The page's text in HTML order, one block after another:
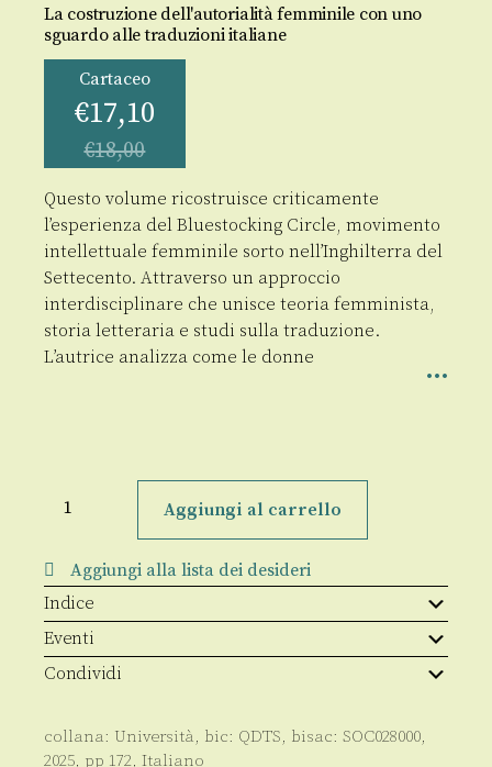
La costruzione dell'autorialità femminile con uno
sguardo alle traduzioni italiane
Cartaceo
€17,10
€18,00
Questo volume ricostruisce criticamente
l’esperienza del Bluestocking Circle, movimento
intellettuale femminile sorto nell’Inghilterra del
Settecento. Attraverso un approccio
interdisciplinare che unisce teoria femminista,
storia letteraria e studi sulla traduzione.
L’autrice analizza come le donne
circolo
Bluestockings
quantità
Aggiungi al carrello
Aggiungi alla lista dei desideri
Indice
Eventi
Condividi
collana: Università, bic: QDTS, bisac: SOC028000,
2025, pp 172, Italiano